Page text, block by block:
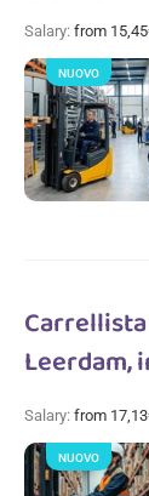
Salary: from
NUOVO
Leerdam,
Salary: from
NUOVO